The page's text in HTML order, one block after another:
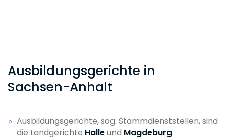
Ausbildungsgerichte in
Sachsen-Anhalt
Ausbildungsgerichte, sog. Stammdienststellen, sind
die Landgerichte Halleund Magdeburg